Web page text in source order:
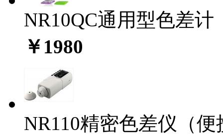
NR10QC通用型色差计
￥1980
NR110精密色差仪（